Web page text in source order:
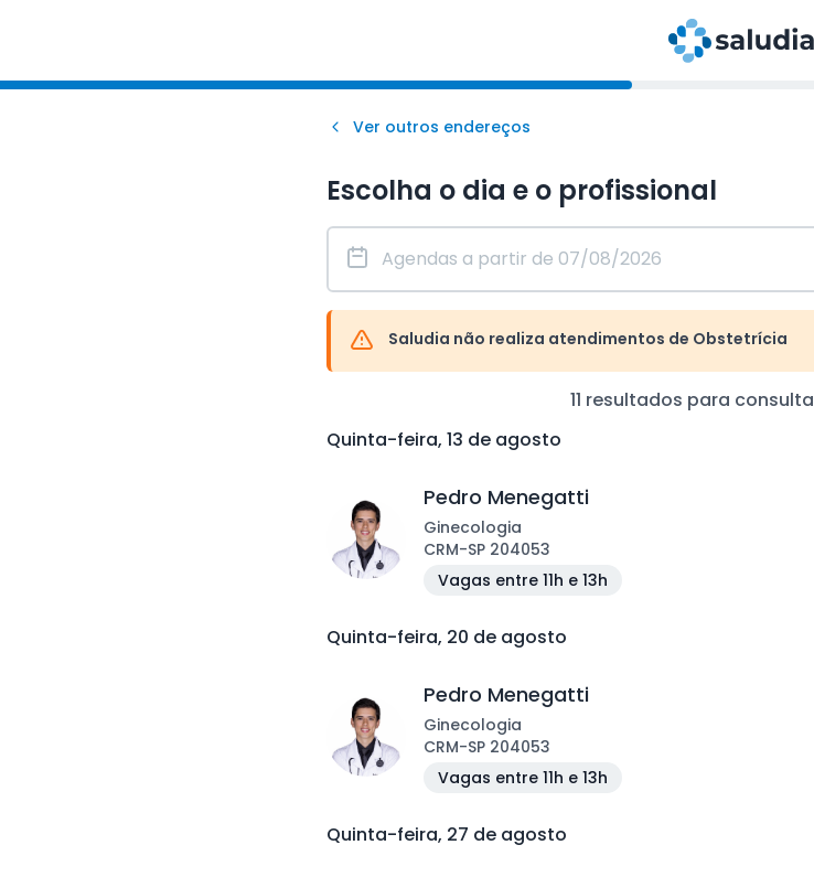
Ver outros endereços
Escolha o dia e o profissional
Saludia não realiza atendimentos de Obstetrícia
11 resultados para consulta
Quinta-feira, 13 de agosto
Pedro Menegatti
Ginecologia
CRM-SP 204053
Vagas entre 11h e 13h
Quinta-feira, 20 de agosto
Pedro Menegatti
Ginecologia
CRM-SP 204053
Vagas entre 11h e 13h
Quinta-feira, 27 de agosto